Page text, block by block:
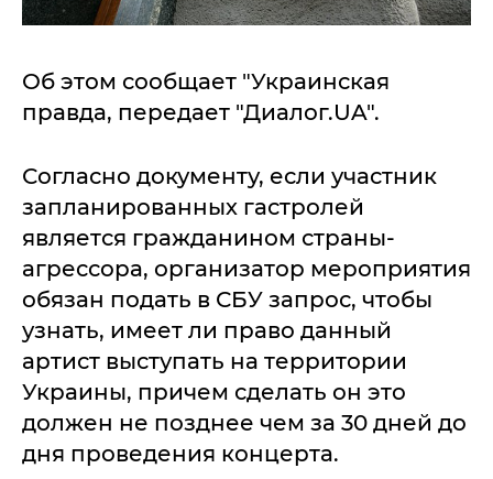
Об этом сообщает "Украинская
правда, передает "Диалог.UA".
Согласно документу, если участник
запланированных гастролей
является гражданином страны-
агрессора, организатор мероприятия
обязан подать в СБУ запрос, чтобы
узнать, имеет ли право данный
артист выступать на территории
Украины, причем сделать он это
должен не позднее чем за 30 дней до
дня проведения концерта.